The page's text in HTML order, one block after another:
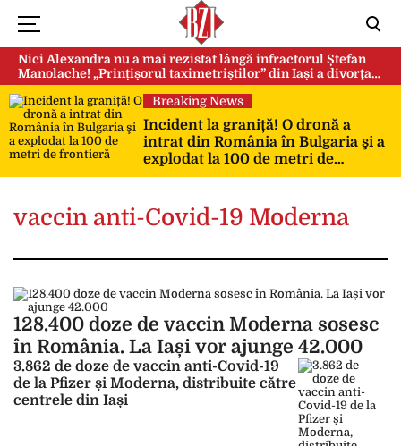
Nici Alexandra nu a mai rezistat lângă infractorul Ștefan
Manolache! „Prințișorul taximetriștilor” din Iași a divorţat
după doi ani de căsnicie
Breaking News
Incident la graniță! O dronă a
intrat din România în Bulgaria şi a
explodat la 100 de metri de
frontieră
vaccin anti-Covid-19 Moderna
128.400 doze de vaccin Moderna sosesc
în România. La Iași vor ajunge 42.000
3.862 de doze de vaccin anti-Covid-19
de la Pfizer și Moderna, distribuite către
centrele din Iași